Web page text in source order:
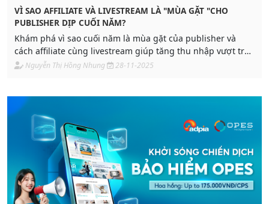
VÌ SAO AFFILIATE VÀ LIVESTREAM LÀ "MÙA GẶT "CHO
PUBLISHER DỊP CUỐI NĂM?
Khám phá vì sao cuối năm là mùa gặt của publisher và
cách affiliate cùng livestream giúp tăng thu nhập vượt trội.
Adpia chia sẻ chiến lược tối ưu hiệu quả bán hàng.
Nguyễn Thị Hồng Nhung 28-11-2025